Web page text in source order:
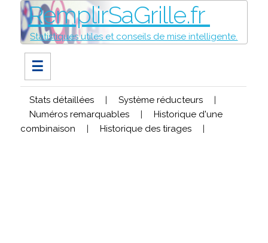
RemplirSaGrille.fr
Statistiques utiles et conseils de mise intelligente.
☰
Stats détaillées | Système réducteurs
|
Numéros remarquables
|
Historique d'une
combinaison
| Historique des tirages |